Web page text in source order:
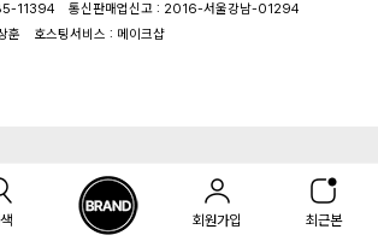
회원가입 최근본
11394
통신판매업신고 : 2016-서울강남-01294
훈
호스팅서비스 : 메이크샵